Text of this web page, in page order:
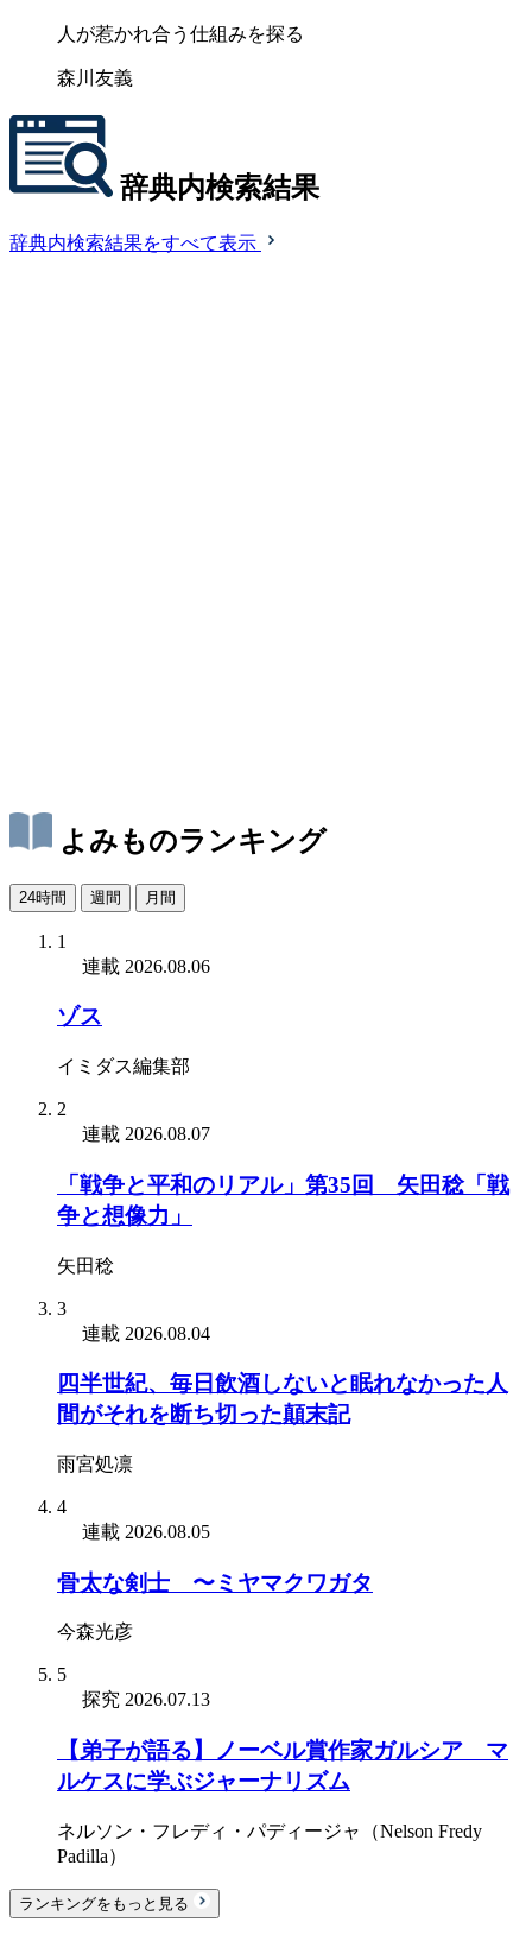
人が惹かれ合う仕組みを探る
森川友義
辞典内検索結果
辞典内検索結果をすべて表示
よみものランキング
24時間 週間 月間
1
連載 2026.08.06
ゾス
イミダス編集部
2
連載 2026.08.07
「戦争と平和のリアル」第35回 矢田稔「戦
争と想像力」
矢田稔
3
連載 2026.08.04
四半世紀、毎日飲酒しないと眠れなかった人
間がそれを断ち切った顛末記
雨宮処凛
4
連載 2026.08.05
骨太な剣士 〜ミヤマクワガタ
今森光彦
5
探究 2026.07.13
【弟子が語る】ノーベル賞作家ガルシア゠マ
ルケスに学ぶジャーナリズム
ネルソン・フレディ・パディージャ（Nelson Fredy
Padilla）
ランキングをもっと見る